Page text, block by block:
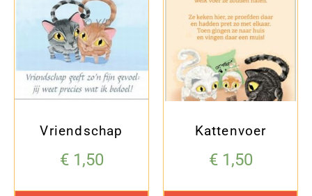
Vriendschap
€1,50
Kattenvoer
€1,50